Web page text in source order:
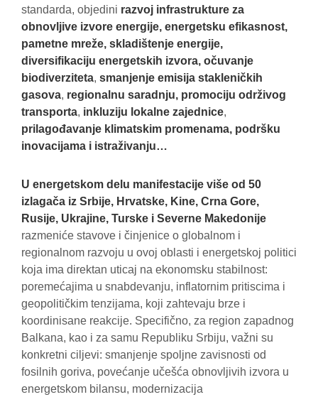
standarda, objedini razvoj infrastrukture za
obnovljive izvore energije, energetsku efikasnost,
pametne mreže, skladištenje energije,
diversifikaciju energetskih izvora, očuvanje
biodiverziteta, smanjenje emisija stakleničkih
gasova, regionalnu saradnju, promociju održivog
transporta, inkluziju lokalne zajednice,
prilagođavanje klimatskim promenama, podršku
inovacijama i istraživanju…
U energetskom delu manifestacije više od 50
izlagača iz Srbije, Hrvatske, Kine, Crna Gore,
Rusije, Ukrajine, Turske i Severne Makedonije
razmeniće stavove i činjenice o globalnom i
regionalnom razvoju u ovoj oblasti i energetskoj politici
koja ima direktan uticaj na ekonomsku stabilnost:
poremećajima u snabdevanju, inflatornim pritiscima i
geopolitičkim tenzijama, koji zahtevaju brze i
koordinisane reakcije. Specifično, za region zapadnog
Balkana, kao i za samu Republiku Srbiju, važni su
konkretni ciljevi: smanjenje spoljne zavisnosti od
fosilnih goriva, povećanje učešća obnovljivih izvora u
energetskom bilansu, modernizacija